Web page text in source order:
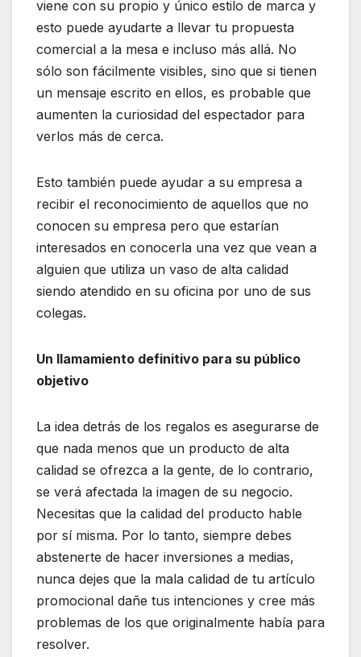
viene con su propio y único estilo de marca y
esto puede ayudarte a llevar tu propuesta
comercial a la mesa e incluso más allá. No
sólo son fácilmente visibles, sino que si tienen
un mensaje escrito en ellos, es probable que
aumenten la curiosidad del espectador para
verlos más de cerca.
Esto también puede ayudar a su empresa a
recibir el reconocimiento de aquellos que no
conocen su empresa pero que estarían
interesados en conocerla una vez que vean a
alguien que utiliza un vaso de alta calidad
siendo atendido en su oficina por uno de sus
colegas.
Un llamamiento definitivo para su público
objetivo
La idea detrás de los regalos es asegurarse de
que nada menos que un producto de alta
calidad se ofrezca a la gente, de lo contrario,
se verá afectada la imagen de su negocio.
Necesitas que la calidad del producto hable
por sí misma. Por lo tanto, siempre debes
abstenerte de hacer inversiones a medias,
nunca dejes que la mala calidad de tu artículo
promocional dañe tus intenciones y cree más
problemas de los que originalmente había para
resolver.